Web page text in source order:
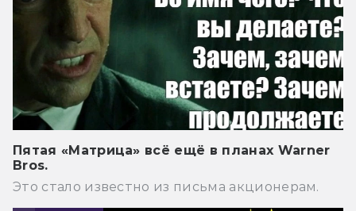
Пятая «Матрица» всё ещё в планах Warner
Bros.
Это стало известно из письма акционерам.